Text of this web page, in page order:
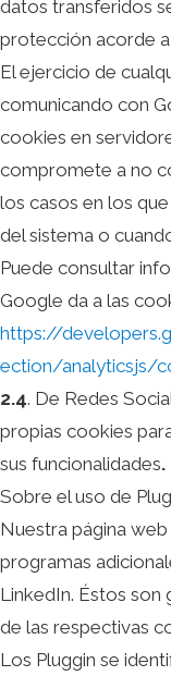
datos transferidos
protección acorde
El ejercicio de
comunicando con
cookies en
compromete a no
los casos en los
del sistema o
Puede consultar
Google da a las
https://
ection/analyticsjs/
2.4. De Redes
propias cookies
sus funcionalidades.
Sobre el uso de
Nuestra página
programas
LinkedIn. Éstos
de las respectivas
Los Pluggin se